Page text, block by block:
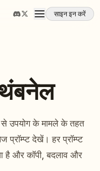
साइन इन करें
से उपयोग के मामले के तहत
देखें। हर प्रॉम्प्ट
है और कॉपी, बदलाव और